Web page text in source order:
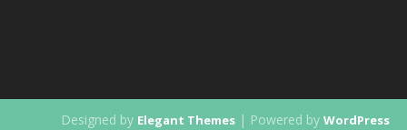
Designed by Elegant Themes | Powered byWordPress